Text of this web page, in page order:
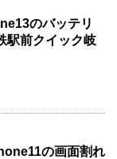
のバッテリ
駅前クイック岐
の画面割れ